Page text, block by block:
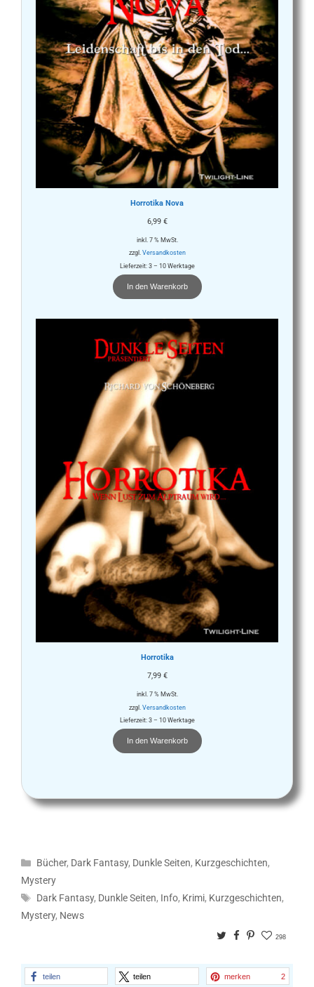
Horrotika Nova
6,99 €
inkl. 7 % MwSt.
zzgl.Versandkosten
Lieferzeit:3 – 10 Werktage
In den Warenkorb
Horrotika
7,99 €
inkl. 7 % MwSt.
zzgl. Versandkosten
Lieferzeit:3 – 10 Werktage
In den Warenkorb
Kategorien
Bücher, Dark Fantasy, Dunkle Seiten, Kurzgeschichten,
Mystery
Schlagwörter
Dark Fantasy, Dunkle Seiten, Info, Krimi, Kurzgeschichten,
Mystery, News
TwitterFacebook
Pinterest
298
teilen teilen merken 2